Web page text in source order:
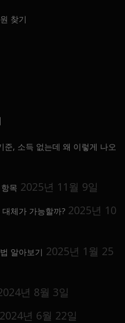
찾기
준, 소득 없는데 왜 이렇게 나오
목 2025년 11월 9일
체가 가능할까? 2025년 10
알아보기 2025년 1월 25
년 8월 3일
2024년 6월 22일